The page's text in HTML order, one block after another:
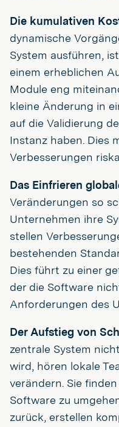
Die kumulativen
dynamische
System ausführen,
einem erheblichen
Module eng
kleine Änderung in
auf die Validierung
Instanz haben. Dies
Verbesserungen
Das Einfrieren
Veränderungen so
Unternehmen ihre
stellen
bestehenden
Dies führt zu einer
der die Software
Anforderungen des
Der Aufstieg von
zentrale System
wird, hören lokale
verändern. Sie
Software zu
zurück, erstellen